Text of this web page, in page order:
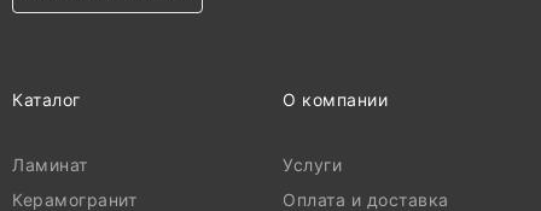
Каталог
Ламинат
Керамогранит
О компании
Услуги
Оплата и доставка